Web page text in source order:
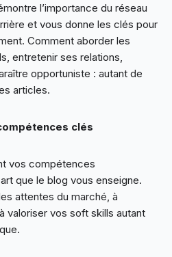
l’importance du réseau
et vous donne les clés pour
Comment aborder les
entretenir ses relations,
opportuniste : autant de
articles.
clés
vos compétences
que le blog vous enseigne.
attentes du marché, à
valoriser vos soft skills autant